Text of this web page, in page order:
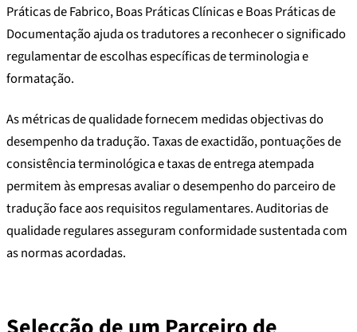
Práticas de Fabrico, Boas Práticas Clínicas e Boas Práticas de
Documentação ajuda os tradutores a reconhecer o significado
regulamentar de escolhas específicas de terminologia e
formatação.
As métricas de qualidade fornecem medidas objectivas do
desempenho da tradução. Taxas de exactidão, pontuações de
consistência terminológica e taxas de entrega atempada
permitem às empresas avaliar o desempenho do parceiro de
tradução face aos requisitos regulamentares. Auditorias de
qualidade regulares asseguram conformidade sustentada com
as normas acordadas.